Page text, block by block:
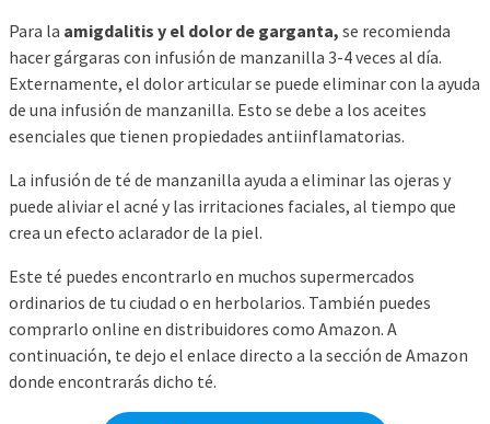
Para la amigdalitis y el dolor de garganta, se recomienda
hacer gárgaras con infusión de manzanilla 3-4 veces al día.
Externamente, el dolor articular se puede eliminar con la ayuda
de una infusión de manzanilla. Esto se debe a los aceites
esenciales que tienen propiedades antiinflamatorias.
La infusión de té de manzanilla ayuda a eliminar las ojeras y
puede aliviar el acné y las irritaciones faciales, al tiempo que
crea un efecto aclarador de la piel.
Este té puedes encontrarlo en muchos supermercados
ordinarios de tu ciudad o en herbolarios. También puedes
comprarlo online en distribuidores como Amazon. A
continuación, te dejo el enlace directo a la sección de Amazon
donde encontrarás dicho té.